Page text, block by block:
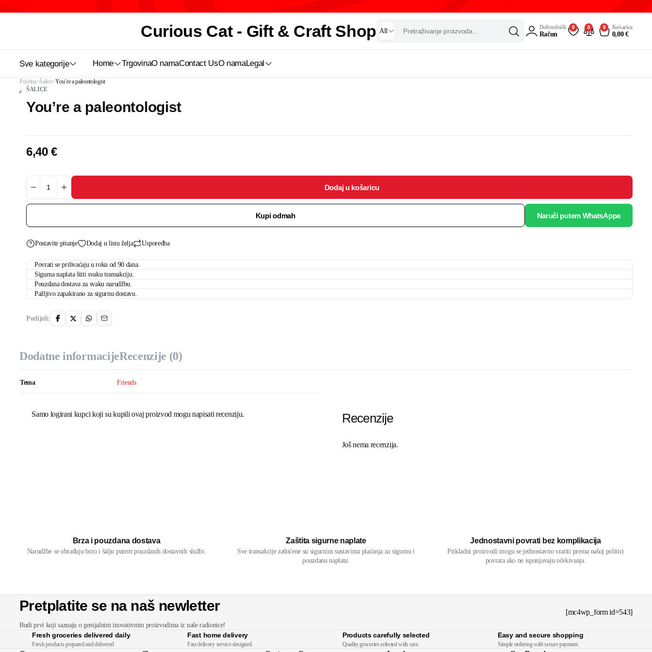
Curious Cat - Gift & Craft Shop All Dobrodošli
Račun
0 0 0 Košarica
0,00 €
Sve kategorije Home TrgovinaO namaContact UsO namaLegal
Početna Šalice You’re a paleontologist
ŠALICE
You’re a paleontologist
6,40 €
You're
a
paleontologist
količina
Dodaj u košaricu
Kupi odmah Naruči putem WhatsAppa
Postavite pitanje Dodaj u listu želja Usporedba
Povrati se prihvaćaju u roku od 90 dana.
Sigurna naplata štiti svaku transakciju.
Pouzdana dostava za svaku narudžbu.
Pažljivo zapakirano za sigurnu dostavu.
Podijeli:
Dodatne informacijeRecenzije (0)
Tema Friends
Recenzije
Još nema recenzija.
Samo logirani kupci koji su kupili ovaj proizvod mogu napisati recenziju.
Brza i pouzdana dostava
Narudžbe se obrađuju brzo i šalju putem pouzdanih dostavnih službi.
Zaštita sigurne naplate
Sve transakcije zaštićene su sigurnim sustavima plaćanja za sigurnu i
pouzdanu naplatu.
Jednostavni povrati bez komplikacija
Prikladni proizvodi mogu se jednostavno vratiti prema našoj politici
povrata ako ne ispunjavaju očekivanja.
Pretplatite se na naš newletter
Budi prvi koji saznaju o genijalnim inovativnim proizvodima iz naše radionice!
[mc4wp_form id=543]
Fresh groceries delivered daily
Fresh products prepared and delivered
Fast home delivery
Fast delivery service designed.
Products carefully selected
Quality groceries selected with care.
Easy and secure shopping
Simple ordering with secure payment.